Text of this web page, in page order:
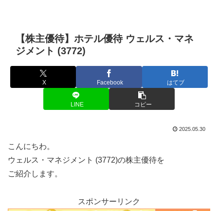
【株主優待】ホテル優待 ウェルス・マネ
ジメント (3772)
X Facebook はてブ
LINE コピー
2025.05.30
こんにちわ。
ウェルス・マネジメント (3772)の株主優待を
ご紹介します。
スポンサーリンク